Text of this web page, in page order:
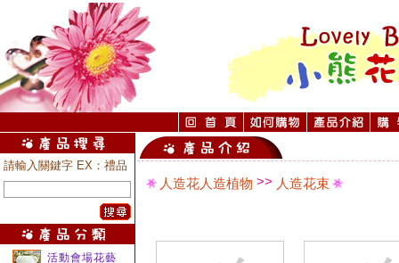
請輸入關鍵字 EX：禮品
活動會場花藝
人造花人造植物 >> 人造花束